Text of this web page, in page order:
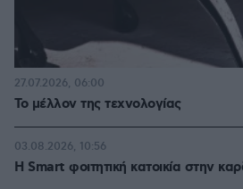
Το μέλλον της τεχνολογίας
27.07.2026, 06:00
Η Smart φοιτητική κατοικία στην
03.08.2026, 10:56